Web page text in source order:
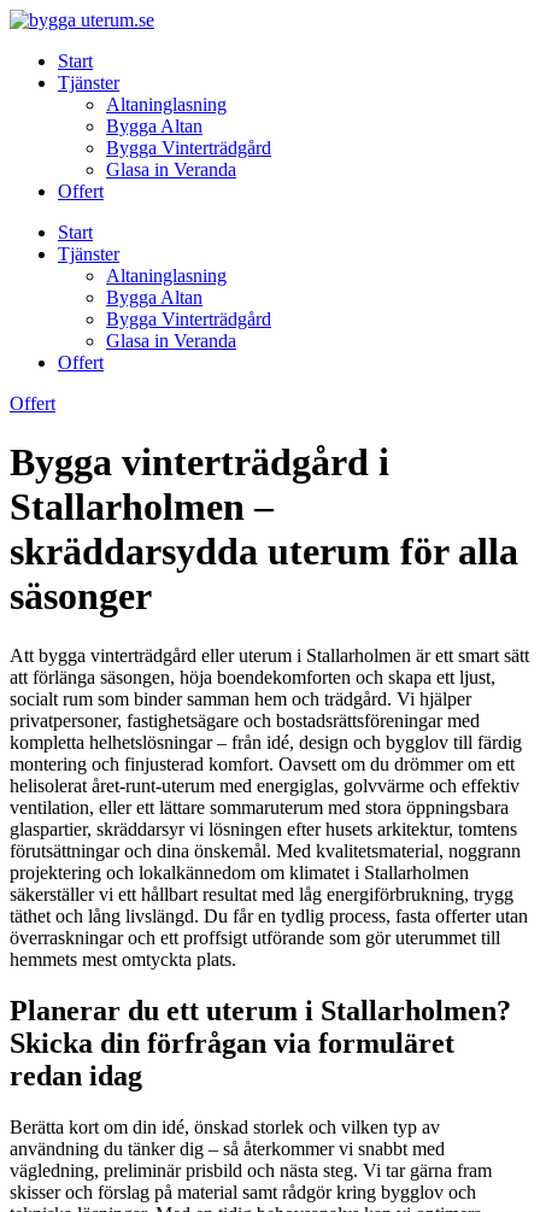
Skip
contentStart
Tjänster
Altaninglasning
Bygga Altan
Bygga Vinterträdgård
Glasa in Veranda
Offert
Start
Tjänster
Altaninglasning
Bygga Altan
Bygga Vinterträdgård
Glasa in Veranda
Offert
Offert
Bygga vinterträdgård i
Stallarholmen –
skräddarsydda uterum för alla
säsonger
Att bygga vinterträdgård eller uterum i Stallarholmen är ett smart sätt
att förlänga säsongen, höja boendekomforten och skapa ett ljust,
socialt rum som binder samman hem och trädgård. Vi hjälper
privatpersoner, fastighetsägare och bostadsrättsföreningar med
kompletta helhetslösningar – från idé, design och bygglov till färdig
montering och finjusterad komfort. Oavsett om du drömmer om ett
helisolerat året-runt-uterum med energiglas, golvvärme och effektiv
ventilation, eller ett lättare sommaruterum med stora öppningsbara
glaspartier, skräddarsyr vi lösningen efter husets arkitektur, tomtens
förutsättningar och dina önskemål. Med kvalitetsmaterial, noggrann
projektering och lokalkännedom om klimatet i Stallarholmen
säkerställer vi ett hållbart resultat med låg energiförbrukning, trygg
täthet och lång livslängd. Du får en tydlig process, fasta offerter utan
överraskningar och ett proffsigt utförande som gör uterummet till
hemmets mest omtyckta plats.
Planerar du ett uterum i Stallarholmen?
Skicka din förfrågan via formuläret
redan idag
Berätta kort om din idé, önskad storlek och vilken typ av
användning du tänker dig – så återkommer vi snabbt med
vägledning, preliminär prisbild och nästa steg. Vi tar gärna fram
skisser och förslag på material samt rådgör kring bygglov och